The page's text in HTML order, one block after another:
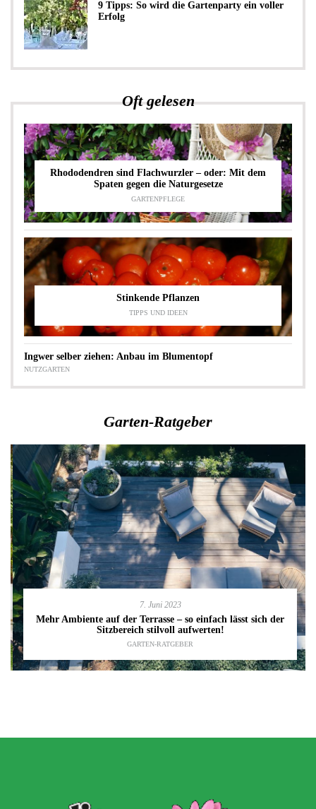
9 Tipps: So wird die Gartenparty ein voller
Erfolg
Oft gelesen
Rhododendren sind Flachwurzler – oder: Mit dem
Spaten gegen die Naturgesetze
GARTENPFLEGE
Stinkende Pflanzen
TIPPS UND IDEEN
Ingwer selber ziehen: Anbau im Blumentopf
NUTZGARTEN
Garten-Ratgeber
7. Juni 2023
Mehr Ambiente auf der Terrasse – so einfach lässt sich der
Sitzbereich stilvoll aufwerten!
GARTEN-RATGEBER